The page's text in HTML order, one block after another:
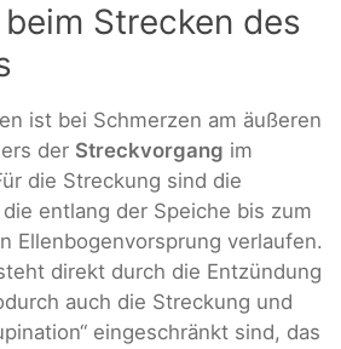
Strecken des
ist bei Schmerzen am äußeren
der Streckvorgang im
die Streckung sind die
entlang der Speiche bis zum
Ellenbogenvorsprung verlaufen.
direkt durch die Entzündung
auch die Streckung und
eingeschränkt sind, das